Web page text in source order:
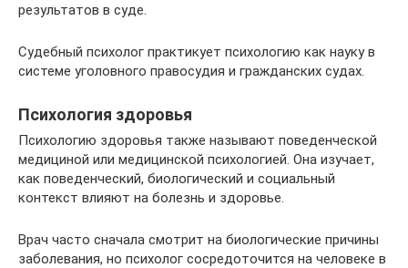
результатов в суде.
Судебный психолог практикует психологию как науку в
системе уголовного правосудия и гражданских судах.
Психология здоровья
Психологию здоровья также называют поведенческой
медициной или медицинской психологией. Она изучает,
как поведенческий, биологический и социальный
контекст влияют на болезнь и здоровье.
Врач часто сначала смотрит на биологические причины
заболевания, но психолог сосредоточится на человеке в